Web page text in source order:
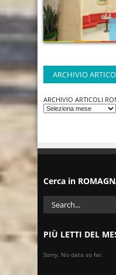
ARCHIVIO
ARCHIVIO ARTICOLI
Cerca in
PIÙ LETTI DEL
Sorry. No data so far.